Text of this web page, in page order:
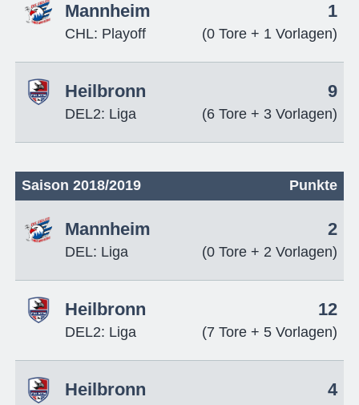
Mannheim
CHL: Playoff
1
(0 Tore + 1 Vorlagen)
Heilbronn
DEL2: Liga
9
(6 Tore + 3 Vorlagen)
Saison 2018/2019 Punkte
Mannheim
DEL: Liga
2
(0 Tore + 2 Vorlagen)
Heilbronn
DEL2: Liga
12
(7 Tore + 5 Vorlagen)
Heilbronn 4